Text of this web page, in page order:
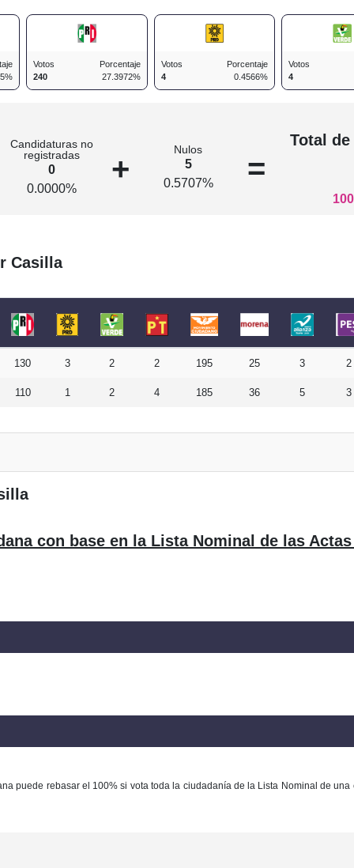
Votos
240
Porcentaje
27.3972%
Votos
4
Porcentaje
0.4566%
Votos
4
Candidaturas no
registradas
0
0.0000%
+
Nulos
5
0.5707%
=
Total
Casilla
130 3 2 2 195 25 3 2
110 1 2 4 185 36 5 3
con base en la Lista Nominal de las
puede rebasar el 100% si vota toda la ciudadanía de la Lista Nominal de